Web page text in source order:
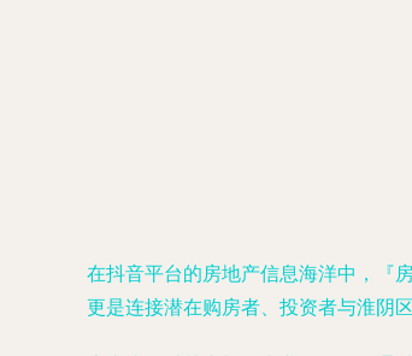
在抖音平台的房地产信息海洋中，『
更是连接潜在购房者、投资者与淮阴